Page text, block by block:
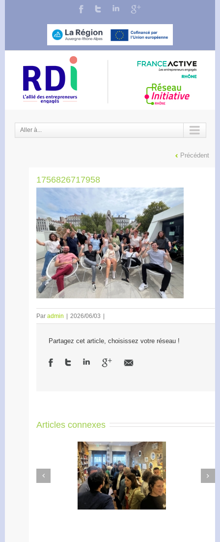
Aller à...
Précédent
1756826717958
Par admin 2026/06/03
Partagez cet article, choisissez votre réseau !
Articles connexes
Accélérateur de
l’engagement
Previous
Next